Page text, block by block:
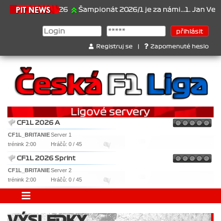
21.6.2026 Šampionát 2026/1 je za námi...1. Jan
Registruj se Zapomenuté heslo
CF1L 2026 A
CF1L_BRITANIEServer 1
trénink 2:00
Hráčů: 0 / 45
CF1L 2026 Sprint
CF1L_BRITANIEServer 2
trénink 2:00
Hráčů: 0 / 45